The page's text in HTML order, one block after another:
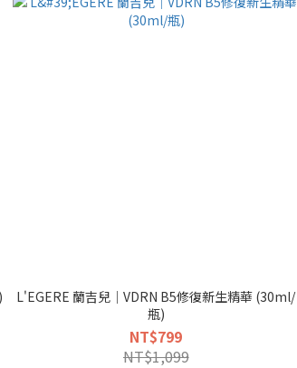
L'EGERE 蘭吉兒｜VDRN B5修復新生精華 (30ml/
瓶)
NT$799
NT$1,099